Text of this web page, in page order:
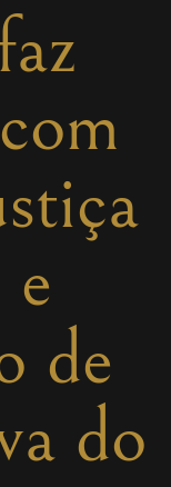
de
do